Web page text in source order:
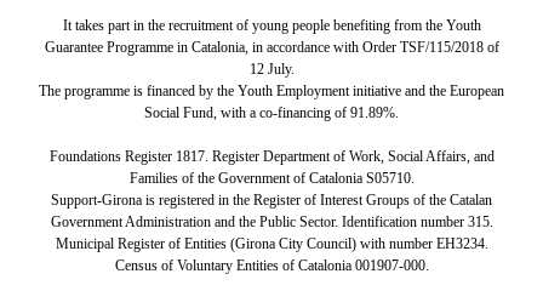
It takes part in the recruitment of young people benefiting from the Youth
Guarantee Programme in Catalonia, in accordance with Order TSF/115/2018 of
12 July.
The programme is financed by the Youth Employment initiative and the European
Social Fund, with a co-financing of 91.89%.
Foundations Register 1817. Register Department of Work, Social Affairs, and
Families of the Government of Catalonia S05710.
Support-Girona is registered in the Register of Interest Groups of the Catalan
Government Administration and the Public Sector. Identification number 315.
Municipal Register of Entities (Girona City Council) with number EH3234.
Census of Voluntary Entities of Catalonia 001907-000.